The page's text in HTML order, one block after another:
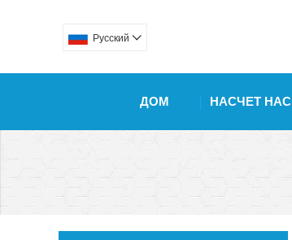
Pусский 
ДОМ НАСЧЕТ НАС